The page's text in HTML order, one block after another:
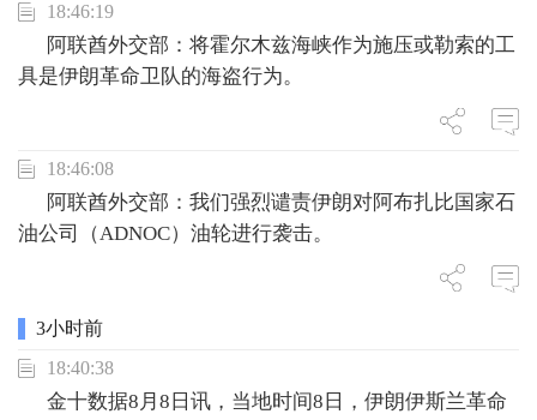
18:46:19
阿联酋外交部：将霍尔木兹海峡作为施压或勒索的工
具是伊朗革命卫队的海盗行为。
18:46:08
阿联酋外交部：我们强烈谴责伊朗对阿布扎比国家石
油公司（ADNOC）油轮进行袭击。
3小时前
18:40:38
金十数据8月8日讯，当地时间8日，伊朗伊斯兰革命